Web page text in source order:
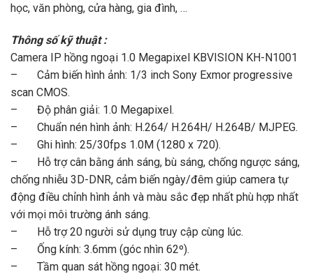
học, văn phòng, cửa hàng, gia đình, …
Thông số kỹ thuật :
Camera IP hồng ngoại 1.0 Megapixel KBVISION KH-N1001
– Cảm biến hình ảnh: 1/3 inch Sony Exmor progressive
scan CMOS.
– Độ phân giải: 1.0 Megapixel.
– Chuẩn nén hình ảnh: H.264/ H.264H/ H.264B/ MJPEG.
– Ghi hình: 25/30fps 1.0M (1280 x 720).
– Hỗ trợ cân bằng ánh sáng, bù sáng, chống ngược sáng,
chống nhiễu 3D-DNR, cảm biến ngày/đêm giúp camera tự
động điều chỉnh hình ảnh và màu sắc đẹp nhất phù hợp nhất
với mọi môi trường ánh sáng.
– Hỗ trợ 20 người sử dụng truy cập cùng lúc.
– Ống kính: 3.6mm (góc nhìn 62º).
– Tầm quan sát hồng ngoại: 30 mét.